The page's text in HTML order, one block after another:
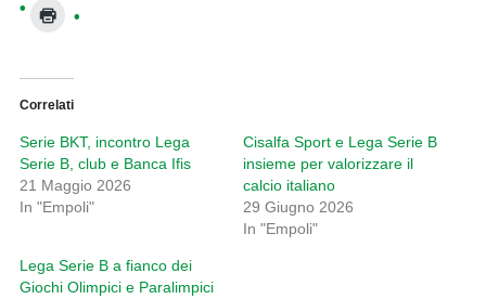
Correlati
Serie BKT, incontro Lega
Serie B, club e Banca Ifis
21 Maggio 2026
In "Empoli"
Cisalfa Sport e Lega Serie B
insieme per valorizzare il
calcio italiano
29 Giugno 2026
In "Empoli"
Lega Serie B a fianco dei
Giochi Olimpici e Paralimpici